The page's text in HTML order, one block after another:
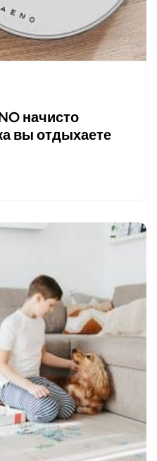
начисто
вы отдыхаете